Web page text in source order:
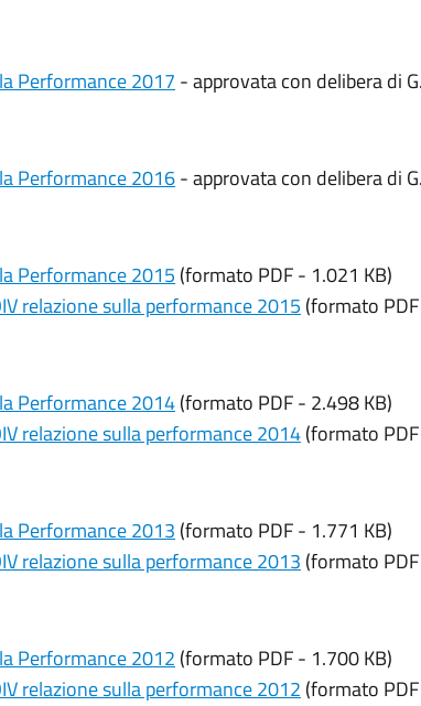
Performance 2017- approvata con delibera di
Performance 2016- approvata con delibera di
Performance 2015(formato PDF - 1.021 KB)
relazione sulla performance 2015(formato
Performance 2014(formato PDF - 2.498 KB)
relazione sulla performance 2014(formato
Performance 2013(formato PDF - 1.771 KB)
relazione sulla performance 2013(formato
Performance 2012(formato PDF - 1.700 KB)
relazione sulla performance 2012(formato